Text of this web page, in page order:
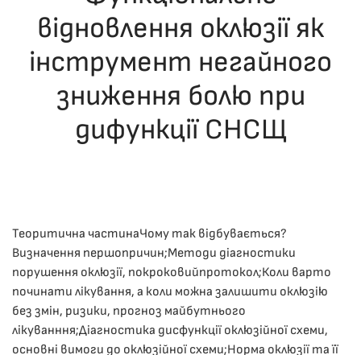
відновлення оклюзії як
інструмент негайного
зниження болю при
дифункції СНСЩ
Теоритична частинаЧому так відбувається?
Визначення першопричин;Методи діагностики
порушення оклюзії, покроковийпротокол;Коли варто
починати лікування, а коли можна залишити оклюзію
без змін, ризики, прогноз майбутнього
лікуванння;Діагностика дисфункції оклюзійної схеми,
основні вимоги до оклюзійної схеми;Норма оклюзії та її